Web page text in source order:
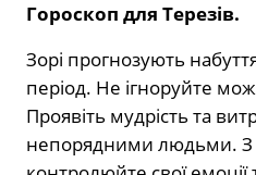
Гороскоп для Терезів.
Зорі прогнозують
період. Не ігноруйте
Проявіть мудрість та
непорядними людьми.